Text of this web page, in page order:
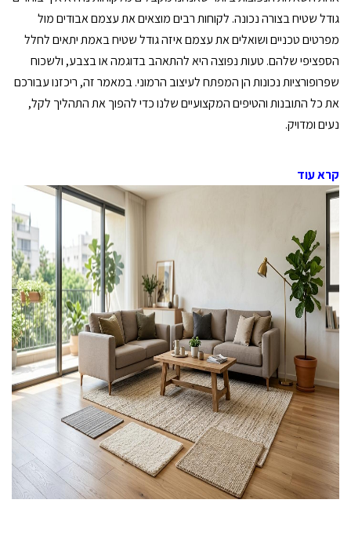
גודל שטיח בצורה נכונה. לקוחות רבים מוצאים את עצמם אבודים מול
מפרטים טכניים ושואלים את עצמם איזה גודל שטיח באמת יתאים לחלל
הספציפי שלהם. טעות נפוצה היא להתאהב בדוגמה או בצבע, ולשכוח
שפרופורציות נכונות הן המפתח לעיצוב הרמוני. במאמר זה, ריכזנו עבורכם
את כל התובנות והטיפים המקצועיים שלנו כדי להפוך את התהליך לקל,
נעים ומדויק.
קרא עוד